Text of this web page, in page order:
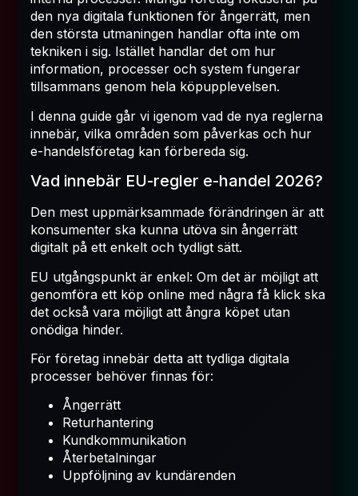
den nya digitala funktionen för ångerrätt, men
den största utmaningen handlar ofta inte om
tekniken i sig. Istället handlar det om hur
information, processer och system fungerar
tillsammans genom hela köpupplevelsen.
I denna guide går vi igenom vad de nya reglerna
innebär, vilka områden som påverkas och hur
e-handelsföretag kan förbereda sig.
Vad innebär EU-regler e-handel 2026?
Den mest uppmärksammade förändringen är att
konsumenter ska kunna utöva sin ångerrätt
digitalt på ett enkelt och tydligt sätt.
EU utgångspunkt är enkel: Om det är möjligt att
genomföra ett köp online med några få klick ska
det också vara möjligt att ångra köpet utan
onödiga hinder.
För företag innebär detta att tydliga digitala
processer behöver finnas för:
Ångerrätt
Returhantering
Kundkommunikation
Återbetalningar
Uppföljning av kundärenden